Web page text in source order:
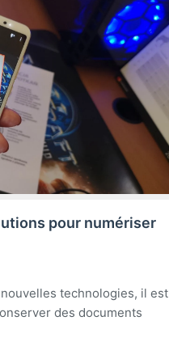
pour numériser
nouvelles technologies, il est
des documents